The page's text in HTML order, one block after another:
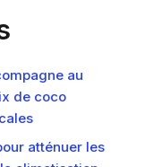
au
de coco
atténuer les